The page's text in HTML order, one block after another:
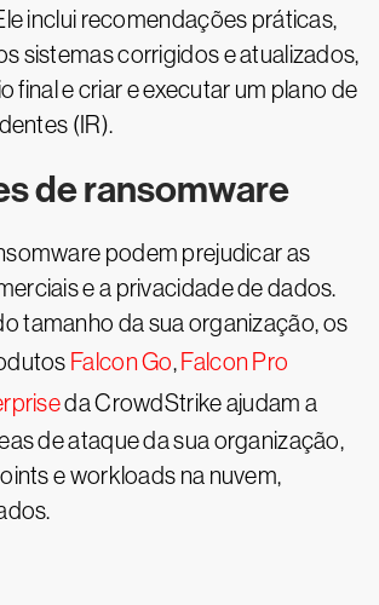
inclui recomendações práticas,
sistemas corrigidos e atualizados,
final e criar e executar um plano de
(IR).
de ransomware
podem prejudicar as
e a privacidade de dados.
tamanho da sua organização, os
Falcon Go, Falcon Pro
da CrowdStrike ajudam a
de ataque da sua organização,
e workloads na nuvem,